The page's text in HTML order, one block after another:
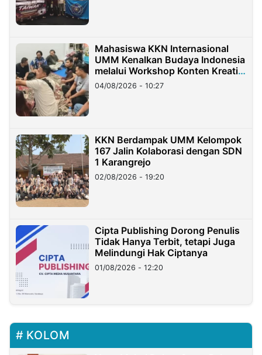
Mahasiswa KKN Internasional
UMM Kenalkan Budaya Indonesia
melalui Workshop Konten Kreatif
di Taiwan
04/08/2026 - 10:27
KKN Berdampak UMM Kelompok
167 Jalin Kolaborasi dengan SDN
1 Karangrejo
02/08/2026 - 19:20
Cipta Publishing Dorong Penulis
Tidak Hanya Terbit, tetapi Juga
Melindungi Hak Ciptanya
01/08/2026 - 12:20
KOLOM